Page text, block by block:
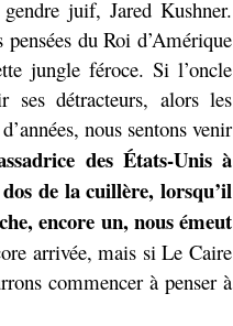
juif, Jared Kushner.
du Roi d’Amérique
jungle féroce. Si l’oncle
ses détracteurs, alors les
nous sentons venir
des États-Unis à
de la cuillère, lorsqu’il
encore un, nous émeut
arrivée, mais si Le Caire
commencer à penser à